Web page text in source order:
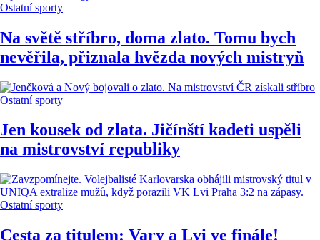
Ostatní sporty
Na světě stříbro, doma zlato. Tomu bych
nevěřila, přiznala hvězda nových mistryň
Ostatní sporty
Jen kousek od zlata. Jičínští kadeti uspěli
na mistrovství republiky
Ostatní sporty
Cesta za titulem: Vary a Lvi ve finále!